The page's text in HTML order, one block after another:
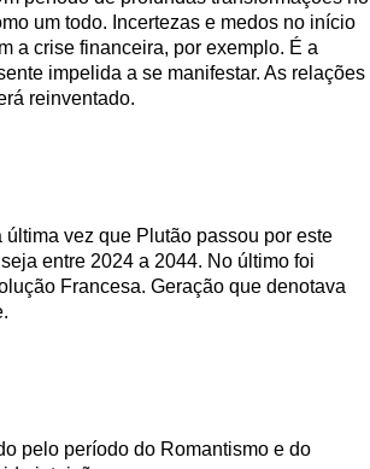
um todo. Incertezas e medos no início
a crise financeira, por exemplo. É a
impelida a se manifestar. As relações
reinventado.
vez que Plutão passou por este
entre 2024 a 2044. No último foi
Francesa. Geração que denotava
pelo período do Romantismo e do